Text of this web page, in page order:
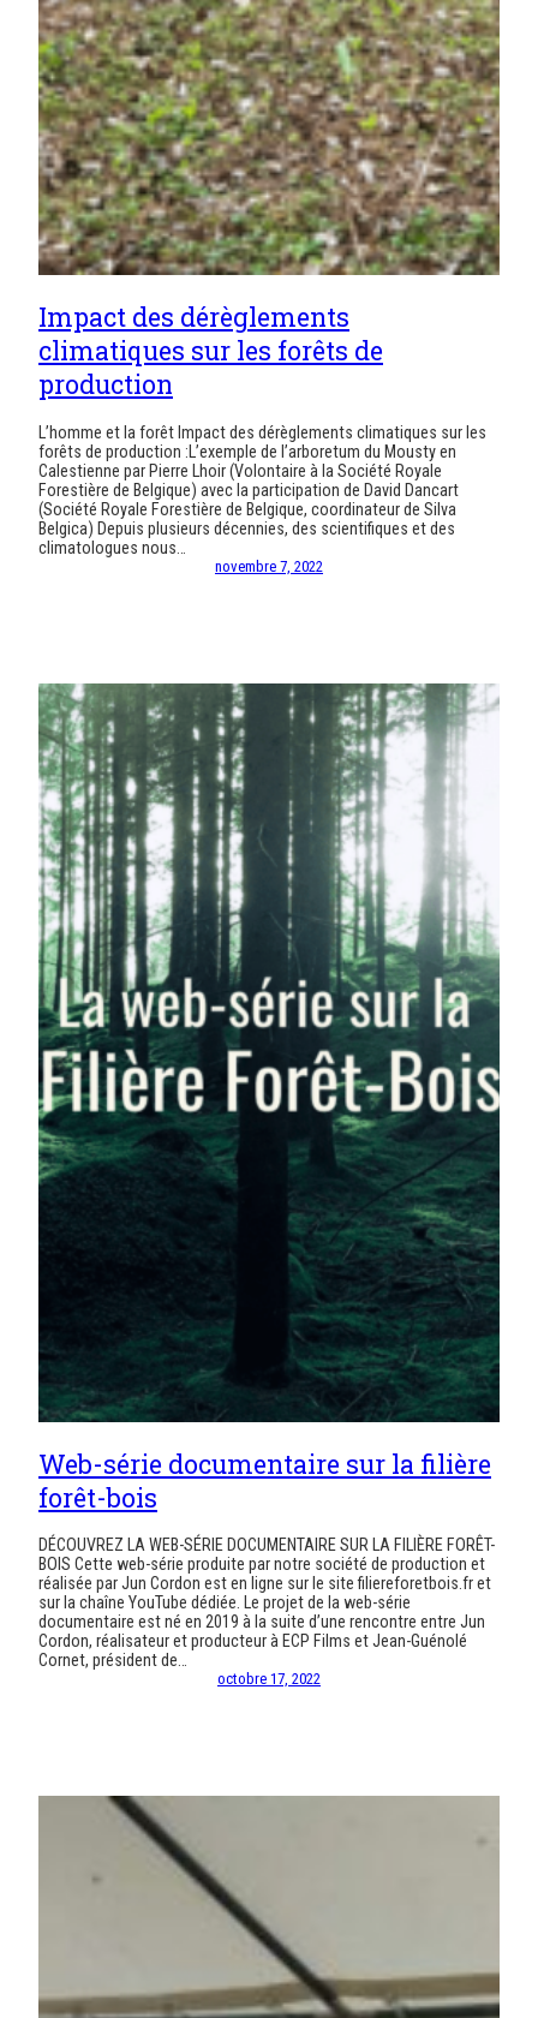
Impact des dérèglements
climatiques sur les forêts de
production
L’homme et la forêt Impact des dérèglements climatiques sur les
forêts de production :L’exemple de l’arboretum du Mousty en
Calestienne par Pierre Lhoir (Volontaire à la Société Royale
Forestière de Belgique) avec la participation de David Dancart
(Société Royale Forestière de Belgique, coordinateur de Silva
Belgica) Depuis plusieurs décennies, des scientifiques et des
climatologues nous…
novembre 7, 2022
Web-série documentaire sur la filière
forêt-bois
DÉCOUVREZ LA WEB-SÉRIE DOCUMENTAIRE SUR LA FILIÈRE FORÊT-
BOIS Cette web-série produite par notre société de production et
réalisée par Jun Cordon est en ligne sur le site filiereforetbois.fr et
sur la chaîne YouTube dédiée. Le projet de la web-série
documentaire est né en 2019 à la suite d’une rencontre entre Jun
Cordon, réalisateur et producteur à ECP Films et Jean-Guénolé
Cornet, président de…
octobre 17, 2022